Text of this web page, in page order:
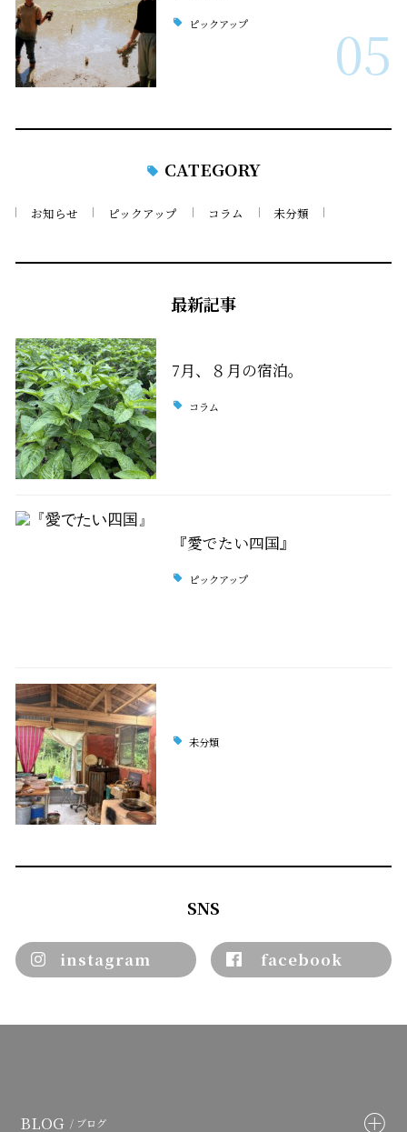
ピックアップ 05
CATEGORY
お知らせ ピックアップ コラム 未分類
最新記事
7月、８月の宿泊。
コラム
『愛でたい四国』
ピックアップ
未分類
SNS
instagram facebook
BLOG / ブログ